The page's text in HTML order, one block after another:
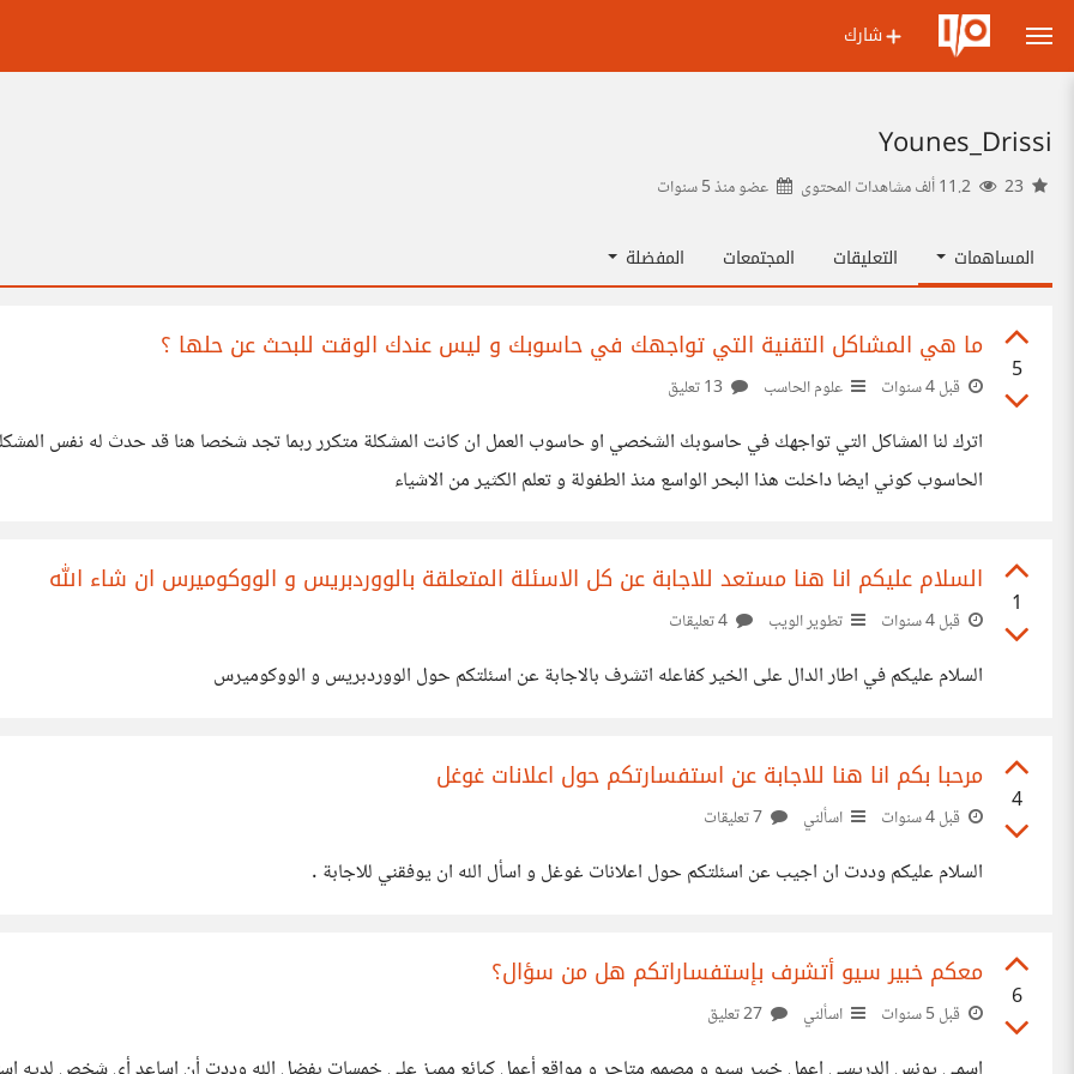
شارك
Younes_Drissi
عضو منذ5 سنوات
المساهمات التعليقات المجتمعات المفضلة
5
ما هي المشاكل التقنية التي تواجهك في حاسوبك و ليس عندك الوقت للبحث عن حلها ؟
قبل 4 سنوات علوم الحاسب
اترك لنا المشاكل التي تواجهك في حاسوبك الشخصي او حاسوب العمل ان كانت المشكلة متكرر ربما تجد شخصا هنا قد حدث له نفس
الحاسوب كوني ايضا داخلت هذا البحر الواسع منذ الطفولة و تعلم الكثير من الاشياء
1
السلام عليكم انا هنا مستعد للاجابة عن كل الاسئلة المتعلقة بالووردبريس و الووكوميرس ان شاء الله
قبل 4 سنوات تطوير الويب
السلام عليكم في اطار الدال على الخير كفاعله اتشرف بالاجابة عن اسئلتكم حول الووردبريس و الووكوميرس
4
مرحبا بكم انا هنا للاجابة عن استفسارتكم حول اعلانات غوغل
قبل 4 سنوات اسألني
السلام عليكم وددت ان اجيب عن اسئلتكم حول اعلانات غوغل و اسأل الله ان يوفقني للاجابة .
6
معكم خبير سيو أتشرف بإستفساراتكم هل من سؤال؟
قبل 5 سنوات اسألني